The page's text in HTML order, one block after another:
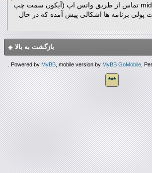
midorinco@yahoo.com تماس از طریق واتس اپ (آیکون سمت چپ
پولی برنامه ها اشکالی پیش آمده که در حال
بازگشت به بالا
Powered byMyBB, mobile version byMyBB GoMobile,
.
***